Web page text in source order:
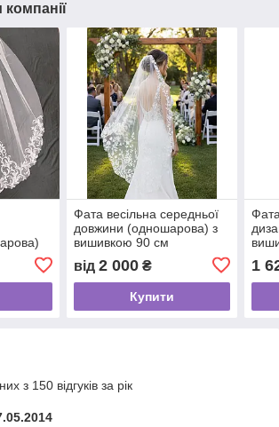
компанії
Фата весільна середньої
довжини (одношарова) з
вишивкою 90 см
від 2 000₴
Купити
1
з 150 відгуків за рік